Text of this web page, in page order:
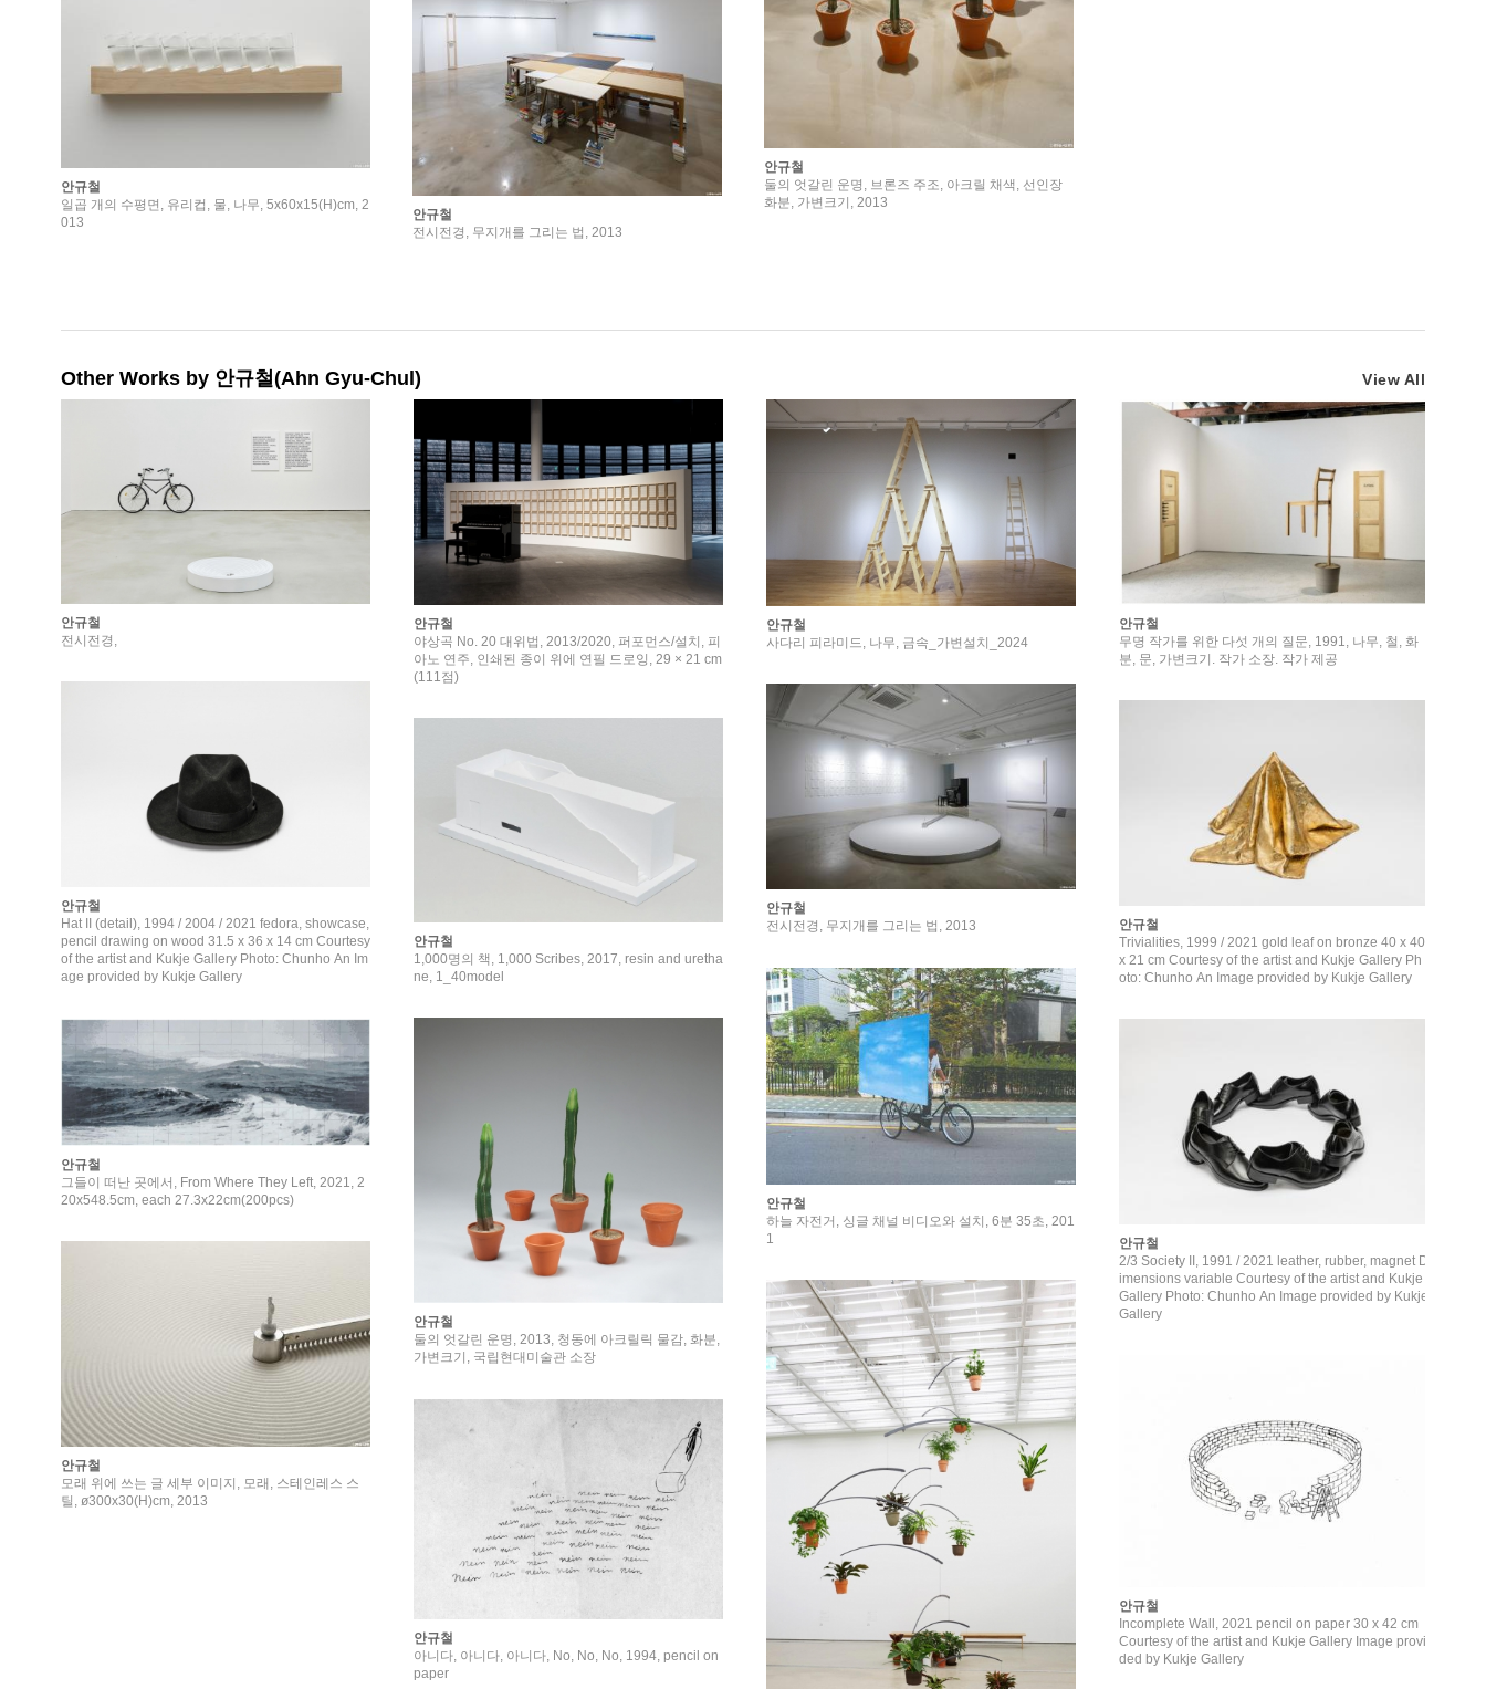
안규철
둘의 엇갈린 운명, 브론즈 주조, 아크릴 채색, 선인장
화분, 가변크기, 2013
안규철
일곱 개의 수평면, 유리컵, 물, 나무, 5x60x15(H)cm, 2
013
안규철
전시전경, 무지개를 그리는 법, 2013
Other Works by 안규철(Ahn Gyu-Chul) View All
안규철
전시전경,
안규철
야상곡 No. 20 대위법, 2013/2020, 퍼포먼스/설치, 피
아노 연주, 인쇄된 종이 위에 연필 드로잉, 29 × 21 cm
(111점)
안규철
사다리 피라미드, 나무, 금속_가변설치_2024
안규철
무명 작가를 위한 다섯 개의 질문, 1991, 나무, 철, 화
분, 문, 가변크기. 작가 소장. 작가 제공
안규철
Hat II (detail), 1994 / 2004 / 2021 fedora, showcase,
pencil drawing on wood 31.5 x 36 x 14 cm Courtesy
of the artist and Kukje Gallery Photo: Chunho An Im
age provided by Kukje Gallery
안규철
전시전경, 무지개를 그리는 법, 2013
안규철
Trivialities, 1999 / 2021 gold leaf on bronze 40 x 40
x 21 cm Courtesy of the artist and Kukje Gallery Ph
oto: Chunho An Image provided by Kukje Gallery
안규철
1,000명의 책, 1,000 Scribes, 2017, resin and uretha
ne, 1_40model
안규철
하늘 자전거, 싱글 채널 비디오와 설치, 6분 35초, 201
1
안규철
둘의 엇갈린 운명, 2013, 청동에 아크릴릭 물감, 화분,
가변크기, 국립현대미술관 소장
안규철
그들이 떠난 곳에서, From Where They Left, 2021, 2
20x548.5cm, each 27.3x22cm(200pcs)
안규철
2/3 Society II, 1991 / 2021 leather, rubber, magnet D
imensions variable Courtesy of the artist and Kukje
Gallery Photo: Chunho An Image provided by Kukje
Gallery
안규철
모래 위에 쓰는 글 세부 이미지, 모래, 스테인레스 스
틸, ø300x30(H)cm, 2013
안규철
Incomplete Wall, 2021 pencil on paper 30 x 42 cm
Courtesy of the artist and Kukje Gallery Image provi
ded by Kukje Gallery
안규철
아니다, 아니다, 아니다, No, No, No, 1994, pencil on
paper